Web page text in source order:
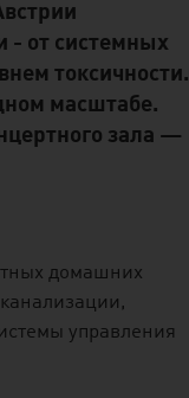
- от системных
токсичности.
масштабе.
зала —
домашних
управления